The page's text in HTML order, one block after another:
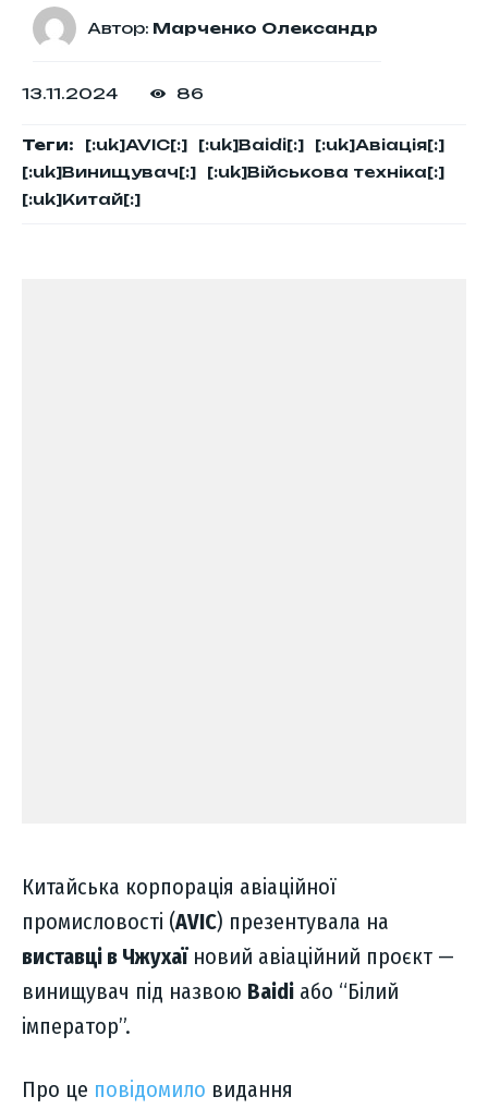
Автор: Марченко Олександр
13.11.2024 86
Теги: [:uk]AVIC[:] [:uk]Baidi[:]
[:uk]Авіація[:]
[:uk]Винищувач[:]
[:uk]Військова техніка[:]
[:uk]Китай[:]
Китайська корпорація авіаційної
промисловості (AVIC) презентувала на
виставці в Чжухаїновий авіаційний проєкт —
винищувач під назвою Baidi або “Білий
імператор”.
Про це повідомило видання